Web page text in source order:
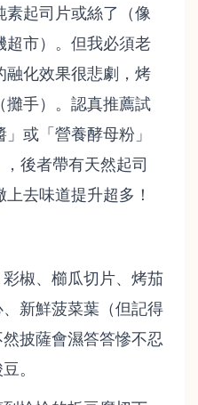
起司片或絲了（像
超市）。但我必須老
化效果很悲劇，烤
攤手）。認真推薦試
或「營養酵母粉」
，後者帶有天然起司
去味道提升超多！
椒、櫛瓜切片、烤茄
新鮮菠菜葉（但記得
披薩會濕答答慘不忍
。